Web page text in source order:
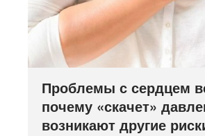
Проблемы с сердцем
почему «скачет»
возникают другие